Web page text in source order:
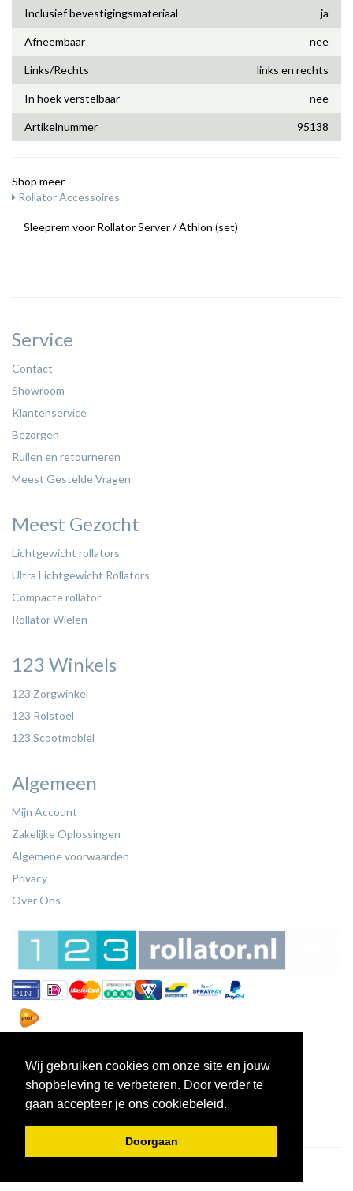
Wij gebruiken cookies om onze site en jouw
shopbeleving te verbeteren. Door verder te
gaan accepteer je ons cookiebeleid.
Doorgaan
Inclusief bevestigingsmateriaal ja
Afneembaar nee
Links/Rechts links en rechts
In hoek verstelbaar nee
Artikelnummer 95138
Shop meer
Rollator Accessoires
Sleeprem voor Rollator Server / Athlon (set)
Service
Contact
Showroom
Klantenservice
Bezorgen
Ruilen en retourneren
Meest Gestelde Vragen
Meest Gezocht
Lichtgewicht rollators
Ultra Lichtgewicht Rollators
Compacte rollator
Rollator Wielen
123 Winkels
123 Zorgwinkel
123 Rolstoel
123 Scootmobiel
Algemeen
Mijn Account
Zakelijke Oplossingen
Algemene voorwaarden
Privacy
Over Ons